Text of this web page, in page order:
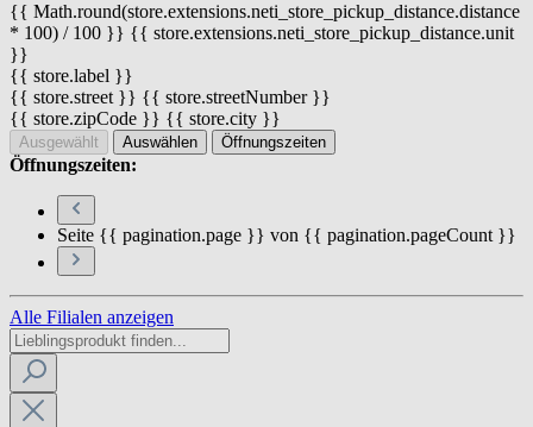
{{ Math.round(store.extensions.neti_store_pickup_distance.distance
* 100) / 100 }} {{ store.extensions.neti_store_pickup_distance.unit
}}
{{ store.label }}
{{ store.street }} {{ store.streetNumber }}
{{ store.zipCode }} {{ store.city }}
Ausgewählt Auswählen Öffnungszeiten
Öffnungszeiten:
Seite {{ pagination.page }} von {{ pagination.pageCount }}
Alle Filialen anzeigen